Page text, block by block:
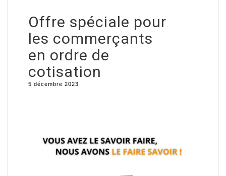
Offre spéciale pour
les commerçants
en ordre de
cotisation
5 décembre 2023